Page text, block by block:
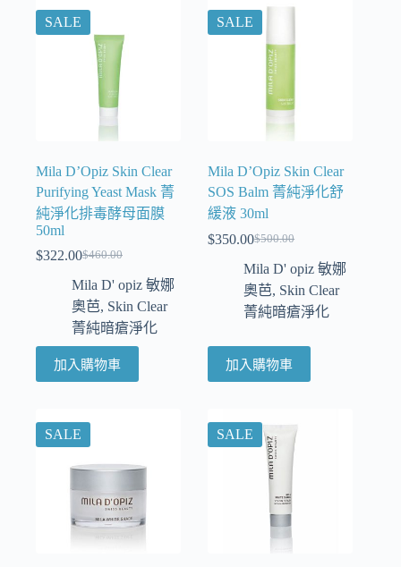
SALE
Mila D’Opiz Skin Clear
Purifying Yeast Mask 菁
純淨化排毒酵母面膜
50ml
$460.00
$322.00
Mila D' opiz 敏娜
奧芭, Skin Clear
菁純暗瘡淨化
加入購物車
SALE
Mila D’Opiz Skin Clear
SOS Balm 菁純淨化舒
緩液 30ml
$500.00
$350.00
Mila D' opiz 敏娜
奧芭, Skin Clear
菁純暗瘡淨化
加入購物車
SALE SALE